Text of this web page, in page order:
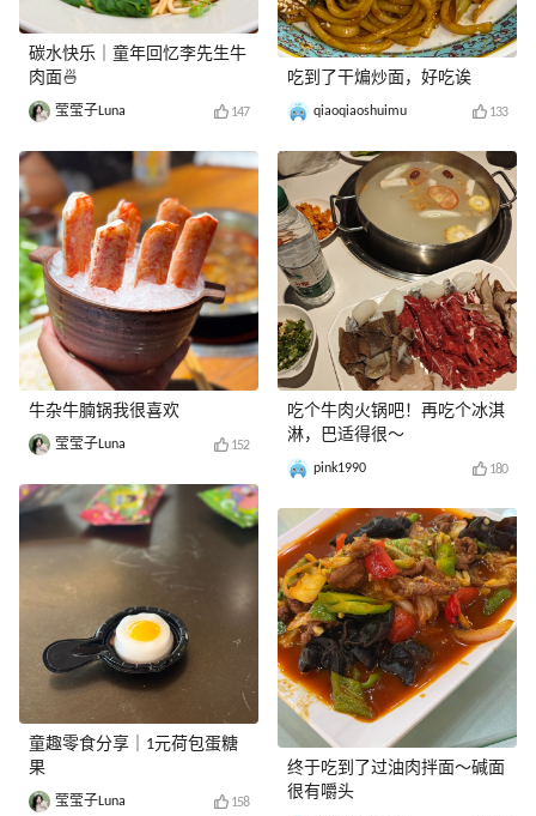
碳水快乐｜童年回忆李先生牛
肉面🍜
莹莹子Luna 147
牛杂牛腩锅我很喜欢
莹莹子Luna 152
童趣零食分享｜1元荷包蛋糖
果
莹莹子Luna 158
吃到了干煸炒面，好吃诶
qiaoqiaoshuimu 133
吃个牛肉火锅吧！再吃个冰淇
淋，巴适得很～
pink1990 180
终于吃到了过油肉拌面～碱面
很有嚼头